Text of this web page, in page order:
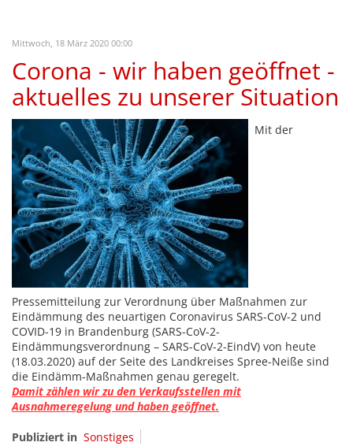
Mittwoch, 18 März 2020 00:00
Corona - wir haben geöffnet -
aktuelles zu unserer Situation
Mit der
Pressemitteilung zur Verordnung über Maßnahmen zur
Eindämmung des neuartigen Coronavirus SARS-CoV-2 und
COVID-19 in Brandenburg (SARS-CoV-2-
Eindämmungsverordnung – SARS-CoV-2-EindV) von heute
(18.03.2020) auf der Seite des Landkreises Spree-Neiße sind
die Eindämm-Maßnahmen genau geregelt.
Damit zählen wir zu den Verkaufsstellen mit
Ausnahmeregelung und haben geöffnet.
Publiziert in Sonstiges